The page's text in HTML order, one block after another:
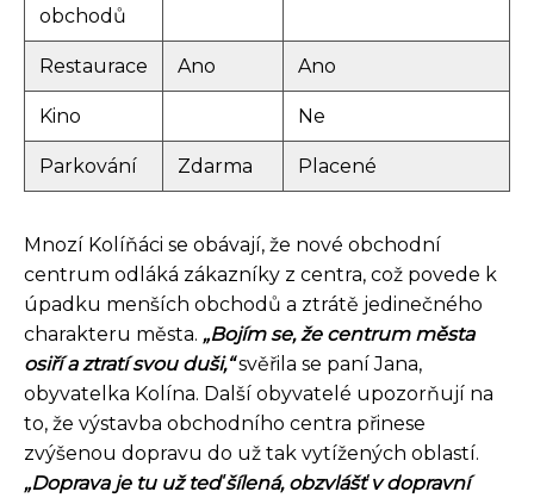
obchodů
Restaurace Ano Ano
Kino Ne
Parkování Zdarma Placené
Mnozí Kolíňáci se obávají, že nové obchodní
centrum odláká zákazníky z centra, což povede k
úpadku menších obchodů a ztrátě jedinečného
charakteru města. „Bojím se, že centrum města
osiří a ztratí svou duši,“svěřila se paní Jana,
obyvatelka Kolína. Další obyvatelé upozorňují na
to, že výstavba obchodního centra přinese
zvýšenou dopravu do už tak vytížených oblastí.
„Doprava je tu už teď šílená, obzvlášť v dopravní